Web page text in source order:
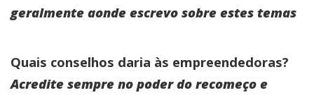
geralmente aonde escrevo sobre estes temas
Quais conselhos daria às empreendedoras?
Acredite sempre no poder do recomeço e